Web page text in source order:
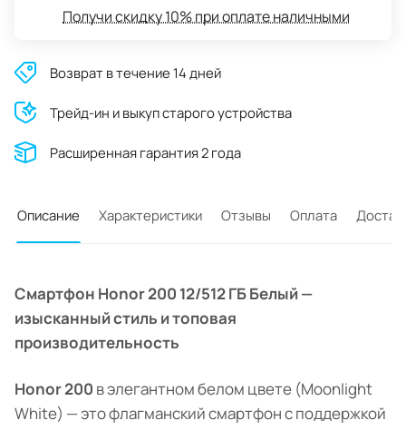
Получи скидку 10% при оплате наличными
Возврат в течение 14 дней
Трейд-ин и выкуп старого устройства
Расширенная гарантия 2 года
Описание Характеристики Отзывы Оплата
Смартфон Honor 200 12/512 ГБ Белый —
изысканный стиль и топовая
производительность
Honor 200 в элегантном белом цвете (Moonlight
White) — это флагманский смартфон с поддержкой